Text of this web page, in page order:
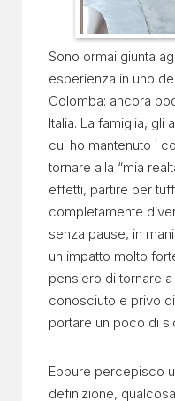
Sono ormai giunta
esperienza in uno
Colomba: ancora
Italia. La famiglia, gli
cui ho mantenuto i
tornare alla “mia
effetti, partire per
completamente
senza pause, in
un impatto molto
pensiero di tornare
conosciuto e privo
portare un poco di
Eppure percepisco
definizione,